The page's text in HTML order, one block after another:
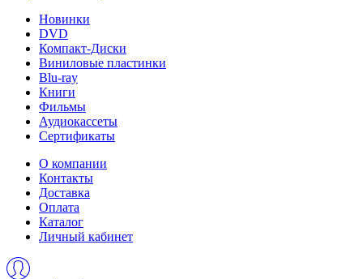
Новинки
DVD
Компакт-Диски
Виниловые пластинки
Blu-ray
Книги
Фильмы
Аудиокассеты
Сертификаты
О компании
Контакты
Доставка
Оплата
Каталог
Личный кабинет